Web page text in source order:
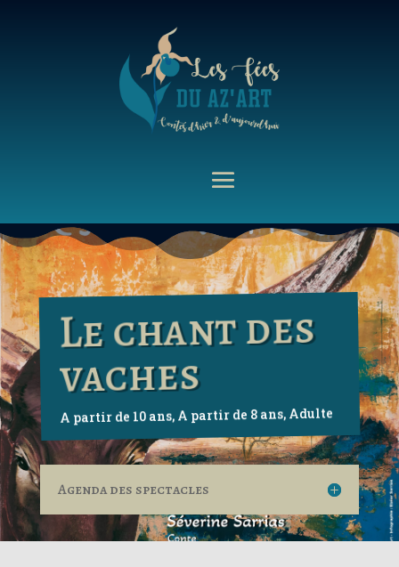
Le chant des
vaches
A partir de 10 ans, A partir de 8 ans, Adulte
Agenda des spectacles